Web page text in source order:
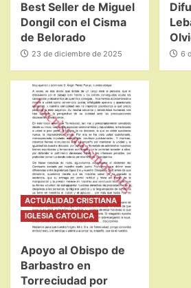
Best Seller de Miguel
Dongil con el Cisma
de Belorado
23 de diciembre de 2025 6
ACTUALIDAD CRISTIANA
IGLESIA CATOLICA
Apoyo al Obispo de
Barbastro en
Torreciudad por